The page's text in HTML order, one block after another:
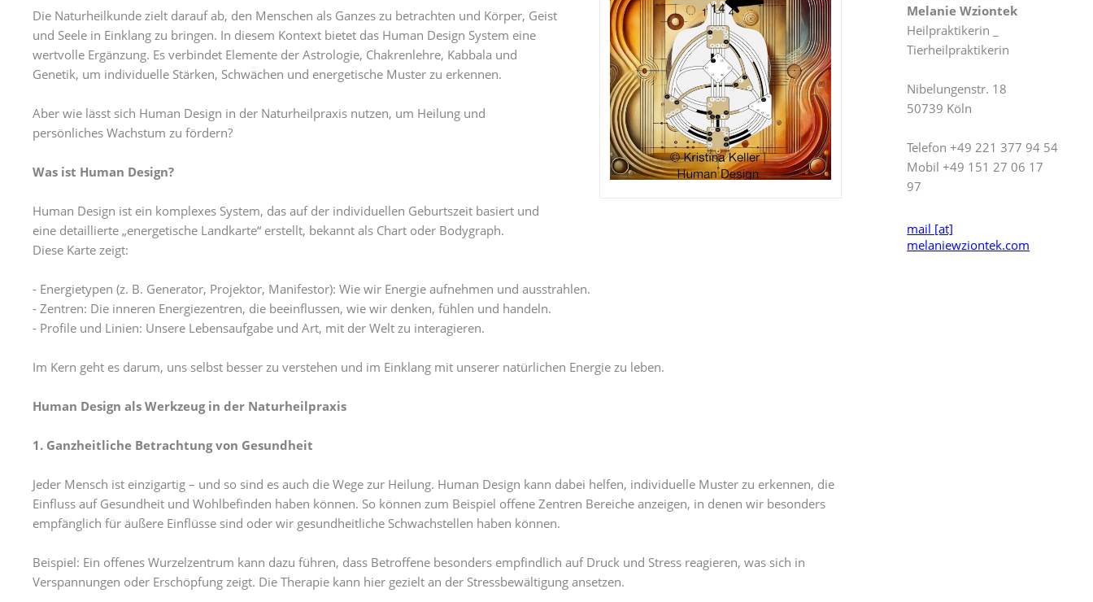
Die Naturheilkunde zielt darauf ab, den Menschen als Ganzes zu betrachten und Körper, Geist
und Seele in Einklang zu bringen. In diesem Kontext bietet das Human Design System eine
wertvolle Ergänzung. Es verbindet Elemente der Astrologie, Chakrenlehre, Kabbala und
Genetik, um individuelle Stärken, Schwächen und energetische Muster zu erkennen.
Aber wie lässt sich Human Design in der Naturheilpraxis nutzen, um Heilung und
persönliches Wachstum zu fördern?
Was ist Human Design?
Human Design ist ein komplexes System, das auf der individuellen Geburtszeit basiert und
eine detaillierte „energetische Landkarte“ erstellt, bekannt als Chart oder Bodygraph.
Diese Karte zeigt:
- Energietypen (z. B. Generator, Projektor, Manifestor): Wie wir Energie aufnehmen und ausstrahlen.
- Zentren: Die inneren Energiezentren, die beeinflussen, wie wir denken, fühlen und handeln.
- Profile und Linien: Unsere Lebensaufgabe und Art, mit der Welt zu interagieren.
Im Kern geht es darum, uns selbst besser zu verstehen und im Einklang mit unserer natürlichen Energie zu leben.
Human Design als Werkzeug in der Naturheilpraxis
1. Ganzheitliche Betrachtung von Gesundheit
Jeder Mensch ist einzigartig – und so sind es auch die Wege zur Heilung. Human Design kann dabei helfen, individuelle Muster zu erkennen, die
Einfluss auf Gesundheit und Wohlbefinden haben können. So können zum Beispiel offene Zentren Bereiche anzeigen, in denen wir besonders
empfänglich für äußere Einflüsse sind oder wir gesundheitliche Schwachstellen haben können.
Beispiel: Ein offenes Wurzelzentrum kann dazu führen, dass Betroffene besonders empfindlich auf Druck und Stress reagieren, was sich in
Verspannungen oder Erschöpfung zeigt. Die Therapie kann hier gezielt an der Stressbewältigung ansetzen.
Melanie Wziontek
Heilpraktikerin _
Tierheilpraktikerin
Nibelungenstr. 18
50739 Köln
Telefon +49 221 377 94 54
Mobil +49 151 27 06 17
97
mail [at]
melaniewziontek.com